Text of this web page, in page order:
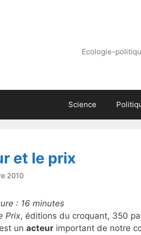
Ecologie-
Science
et le prix
2010
: 16 minutes
Prix, éditions du croquant, 350
un acteur important de notre